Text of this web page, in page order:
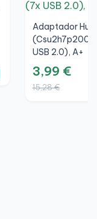
Adaptador Hub
USB 2.0), A+
3,99 €
15,28 €